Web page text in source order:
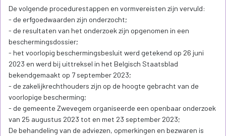
7° het werkend industrieel erfgoed regelmatig in werking stellen
volgens de regels van de kunst. Met de werking wordt bedoeld het
functioneren van het totale productieproces waar dat mogelijk is.
Art. 4.2. De zakelijkrechthouder en de gebruiker houden de
overgangszone in stand en onderhouden ze door:
1° de huidige windvang voor de windmolen te vrijwaren door:
a) in een straal van 100 meter rond de molen de hoogte van
hindernissen (bebouwing, grondwerken en beplanting) zoveel
mogelijk te beperken tot onder de onderzijde van de wieken in
verticale stand, zeker aan de kant van de overheersende
windaanvoer (zuidwest) en windafvoer (noordoost);